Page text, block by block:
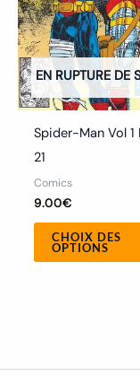
EN RUPTURE DE
Spider-Man Vol 1
21
Comics
9.00€
CHOIX DES
OPTIONS